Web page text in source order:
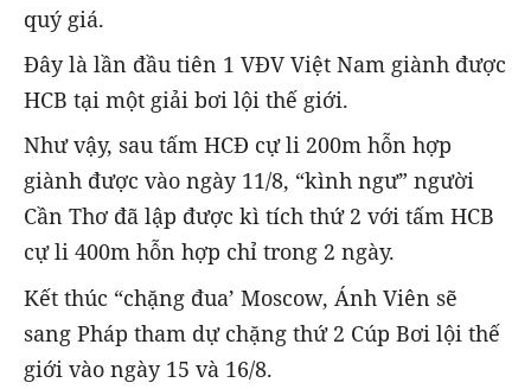
quý giá.
Đây là lần đầu tiên 1 VĐV Việt Nam giành được
HCB tại một giải bơi lội thế giới.
Như vậy, sau tấm HCĐ cự li 200m hỗn hợp
giành được vào ngày 11/8, “kình ngư” người
Cần Thơ đã lập được kì tích thứ 2 với tấm HCB
cự li 400m hỗn hợp chỉ trong 2 ngày.
Kết thúc “chặng đua’ Moscow, Ánh Viên sẽ
sang Pháp tham dự chặng thứ 2 Cúp Bơi lội thế
giới vào ngày 15 và 16/8.